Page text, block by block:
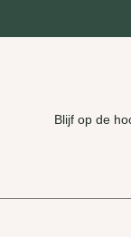
Blijf op de